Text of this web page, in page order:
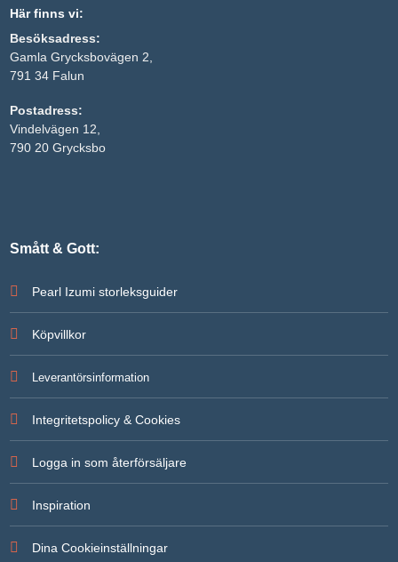
Här finns vi:
Besöksadress:
Gamla Grycksbovägen 2,
791 34 Falun
Postadress:
Vindelvägen 12,
790 20 Grycksbo
Smått & Gott:
Pearl Izumi storleksguider
Köpvillkor
Leverantörsinformation
Integritetspolicy & Cookies
Logga in som återförsäljare
Inspiration
Dina Cookieinställningar